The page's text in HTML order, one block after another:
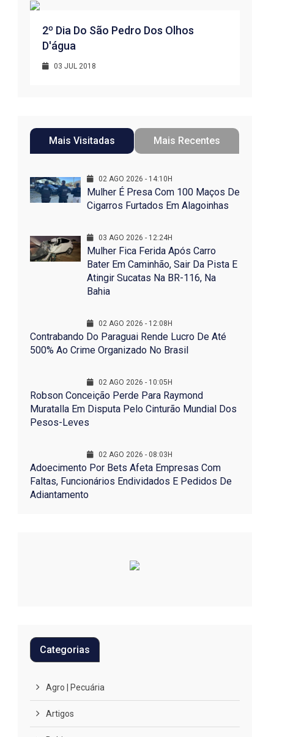
2º Dia Do São Pedro Dos Olhos
D'água
03 JUL 2018
Mais Visitadas Mais Recentes
02 AGO 2026 - 14:10H
Mulher É Presa Com 100 Maços De
Cigarros Furtados Em Alagoinhas
03 AGO 2026 - 12:24H
Mulher Fica Ferida Após Carro
Bater Em Caminhão, Sair Da Pista E
Atingir Sucatas Na BR-116, Na
Bahia
02 AGO 2026 - 12:08H
Contrabando Do Paraguai Rende Lucro De Até
500% Ao Crime Organizado No Brasil
02 AGO 2026 - 10:05H
Robson Conceição Perde Para Raymond
Muratalla Em Disputa Pelo Cinturão Mundial Dos
Pesos-Leves
02 AGO 2026 - 08:03H
Adoecimento Por Bets Afeta Empresas Com
Faltas, Funcionários Endividados E Pedidos De
Adiantamento
Categorias
Agro | Pecuária
Artigos